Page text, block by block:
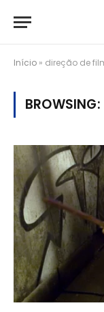
Início » direção de
BROWSING: